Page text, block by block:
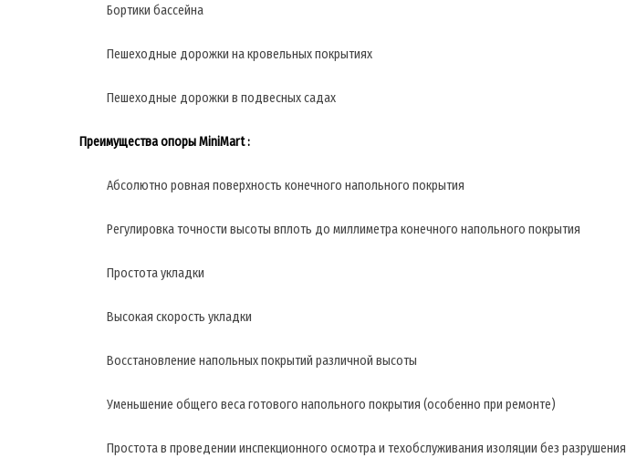
Бортики бассейна
Пешеходные дорожки на кровельных покрытиях
Пешеходные дорожки в подвесных садах
Преимущества опоры MiniMart :
Абсолютно ровная поверхность конечного напольного покрытия
Регулировка точности высоты вплоть до миллиметра конечного напольного покрытия
Простота укладки
Высокая скорость укладки
Восстановление напольных покрытий различной высоты
Уменьшение общего веса готового напольного покрытия (особенно при ремонте)
Простота в проведении инспекционного осмотра и техобслуживания изоляции без разрушения